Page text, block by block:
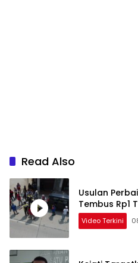
Read Also
Usulan
Tembus Rp1
Video Terkini